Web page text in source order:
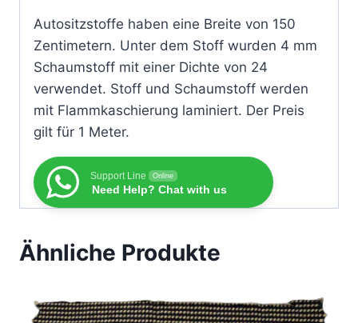
Autositzstoffe haben eine Breite von 150
Zentimetern. Unter dem Stoff wurden 4 mm
Schaumstoff mit einer Dichte von 24
verwendet. Stoff und Schaumstoff werden
mit Flammkaschierung laminiert. Der Preis
gilt für 1 Meter.
Support Line Online
Need Help? Chat with us
Ähnliche Produkte